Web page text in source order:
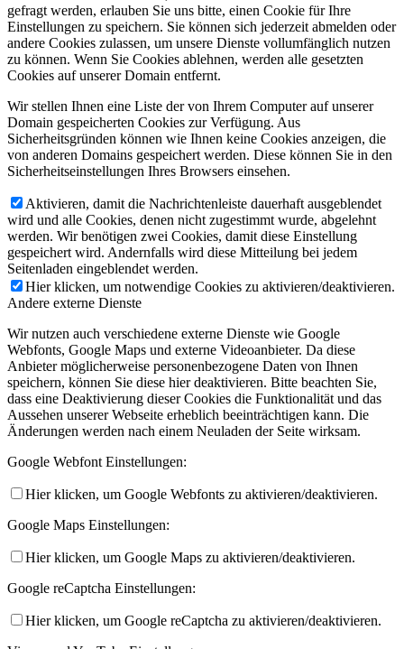
gefragt werden, erlauben Sie uns bitte, einen Cookie für Ihre
Einstellungen zu speichern. Sie können sich jederzeit abmelden oder
andere Cookies zulassen, um unsere Dienste vollumfänglich nutzen
zu können. Wenn Sie Cookies ablehnen, werden alle gesetzten
Cookies auf unserer Domain entfernt.
Wir stellen Ihnen eine Liste der von Ihrem Computer auf unserer
Domain gespeicherten Cookies zur Verfügung. Aus
Sicherheitsgründen können wie Ihnen keine Cookies anzeigen, die
von anderen Domains gespeichert werden. Diese können Sie in den
Sicherheitseinstellungen Ihres Browsers einsehen.
Aktivieren, damit die Nachrichtenleiste dauerhaft ausgeblendet
wird und alle Cookies, denen nicht zugestimmt wurde, abgelehnt
werden. Wir benötigen zwei Cookies, damit diese Einstellung
gespeichert wird. Andernfalls wird diese Mitteilung bei jedem
Seitenladen eingeblendet werden.
Hier klicken, um notwendige Cookies zu aktivieren/deaktivieren.
Andere externe Dienste
Wir nutzen auch verschiedene externe Dienste wie Google
Webfonts, Google Maps und externe Videoanbieter. Da diese
Anbieter möglicherweise personenbezogene Daten von Ihnen
speichern, können Sie diese hier deaktivieren. Bitte beachten Sie,
dass eine Deaktivierung dieser Cookies die Funktionalität und das
Aussehen unserer Webseite erheblich beeinträchtigen kann. Die
Änderungen werden nach einem Neuladen der Seite wirksam.
Google Webfont Einstellungen:
Hier klicken, um Google Webfonts zu aktivieren/deaktivieren.
Google Maps Einstellungen:
Hier klicken, um Google Maps zu aktivieren/deaktivieren.
Google reCaptcha Einstellungen:
Hier klicken, um Google reCaptcha zu aktivieren/deaktivieren.